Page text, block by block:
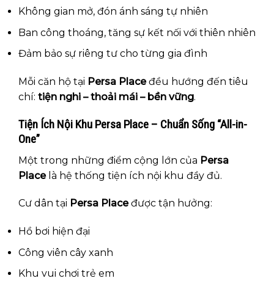
Không gian mở, đón ánh sáng tự nhiên
Ban công thoáng, tăng sự kết nối với thiên nhiên
Đảm bảo sự riêng tư cho từng gia đình
Mỗi căn hộ tại Persa Placeđều hướng đến tiêu
chí: tiện nghi – thoải mái – bền vững.
Tiện Ích Nội Khu Persa Place – Chuẩn Sống “All-in-
One”
Một trong những điểm cộng lớn của Persa
Placelà hệ thống tiện ích nội khu đầy đủ.
Cư dân tại Persa Placeđược tận hưởng:
Hồ bơi hiện đại
Công viên cây xanh
Khu vui chơi trẻ em